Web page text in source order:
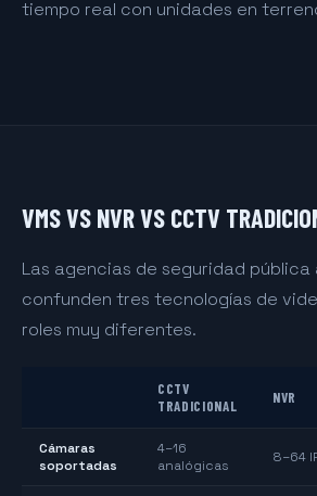
tiempo real con unidades en
VMS VS NVR VS CCTV
Las agencias de seguridad pública
confunden tres tecnologías de
roles muy diferentes.
CCTV
TRADICIONAL
NVR
Cámaras
soportadas
4–16
analógicas
8–64